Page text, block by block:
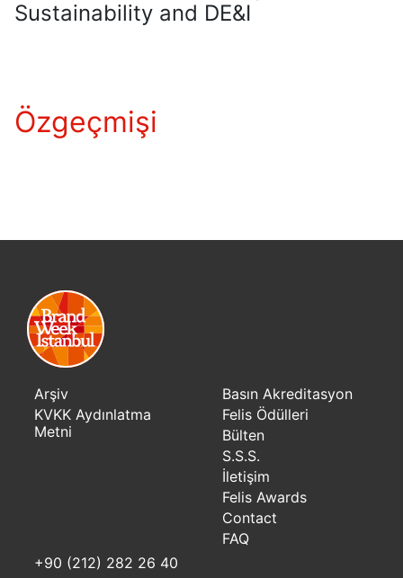
Sustainability and DE&I
Özgeçmişi
Arşiv
KVKK Aydınlatma
Metni
Basın Akreditasyon
Felis Ödülleri
Bülten
S.S.S.
İletişim
Felis Awards
Contact
FAQ
+90 (212) 282 26 40